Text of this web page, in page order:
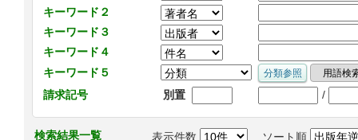
キーワード２
キーワード３
キーワード４
キーワード５
請求記号
別置 /
検索結果一覧 表示件数 ソート順